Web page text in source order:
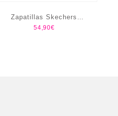
Zapatillas Skechers
Bountiful – Quick Path
54,90€